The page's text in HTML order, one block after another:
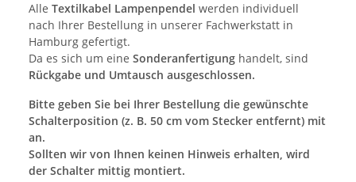
Alle Textilkabel Lampenpendel werden individuell
nach Ihrer Bestellung in unserer Fachwerkstatt in
Hamburg gefertigt.
Da es sich um eine Sonderanfertigung handelt, sind
Rückgabe und Umtausch ausgeschlossen.
Bitte geben Sie bei Ihrer Bestellung die gewünschte
Schalterposition (z. B. 50 cm vom Stecker entfernt) mit
an.
Sollten wir von Ihnen keinen Hinweis erhalten, wird
der Schalter mittig montiert.